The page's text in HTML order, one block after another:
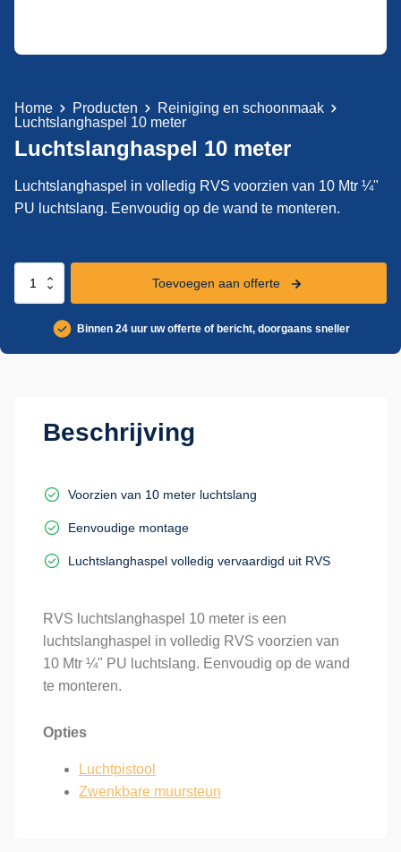
Home Producten
Reiniging en schoonmaak
Luchtslanghaspel 10 meter
Luchtslanghaspel 10 meter
Luchtslanghaspel in volledig RVS voorzien van 10 Mtr ¼"
PU luchtslang. Eenvoudig op de wand te monteren.
Luchtslanghaspel
Toevoegen aan offerte
Binnen 24 uur uw offerte of bericht, doorgaans sneller
Beschrijving
Voorzien van 10 meter luchtslang
Eenvoudige montage
Luchtslanghaspel volledig vervaardigd uit RVS
RVS luchtslanghaspel 10 meter is een
luchtslanghaspel in volledig RVS voorzien van
10 Mtr ¼" PU luchtslang. Eenvoudig op de wand
te monteren.
Opties
Luchtpistool
Zwenkbare muursteun